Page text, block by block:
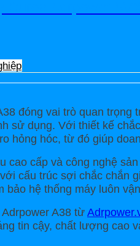
đóng vai trò quan
sử dụng. Với thiết kế
hỏng hóc, từ đó giúp
cao cấp và công nghệ
cấu trúc sợi chắc chắn
bảo hệ thống máy luôn
A38 từ
tin cậy, chất lượng cao